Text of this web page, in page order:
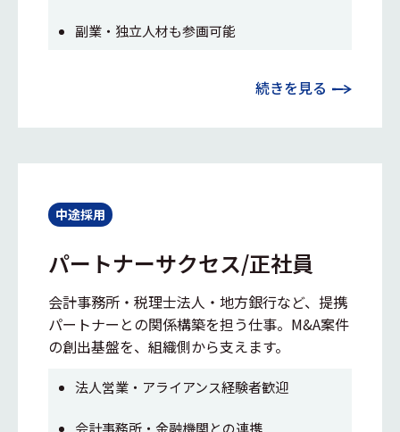
副業・独立人材も参画可能
続きを見る
中途採用
パートナーサクセス/正社員
会計事務所・税理士法人・地方銀行など、提携
パートナーとの関係構築を担う仕事。M&A案件
の創出基盤を、組織側から支えます。
法人営業・アライアンス経験者歓迎
会計事務所・金融機関との連携